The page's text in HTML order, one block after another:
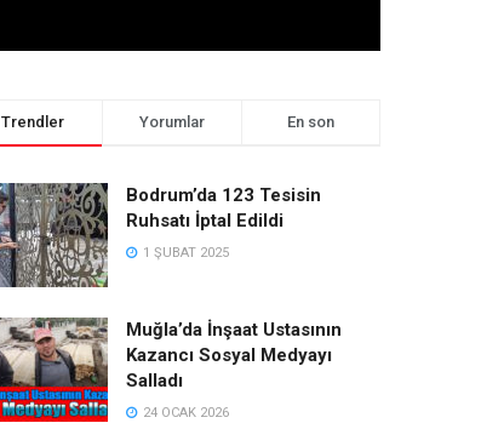
Trendler Yorumlar En son
Bodrum’da 123 Tesisin
Ruhsatı İptal Edildi
1 ŞUBAT 2025
Muğla’da İnşaat Ustasının
Kazancı Sosyal Medyayı
Salladı
24 OCAK 2026